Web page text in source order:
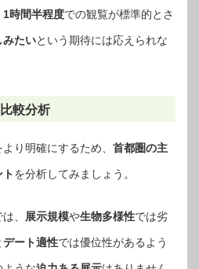
1時間半程度での観覧が標準的とさ
みたいという期待には応えられな
較分析
り明確にするため、 首都圏の主
を分析してみましょう。
、 展示規模や生物多様性では劣
デート適性では優位性があるよう